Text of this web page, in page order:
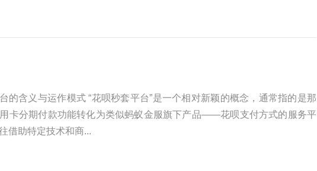
的含义与运作模式 “花呗秒套平台”是一个相对新颖的概念，通常指的是那
卡分期付款功能转化为类似蚂蚁金服旗下产品——花呗支付方式的服务平
借助特定技术和商...